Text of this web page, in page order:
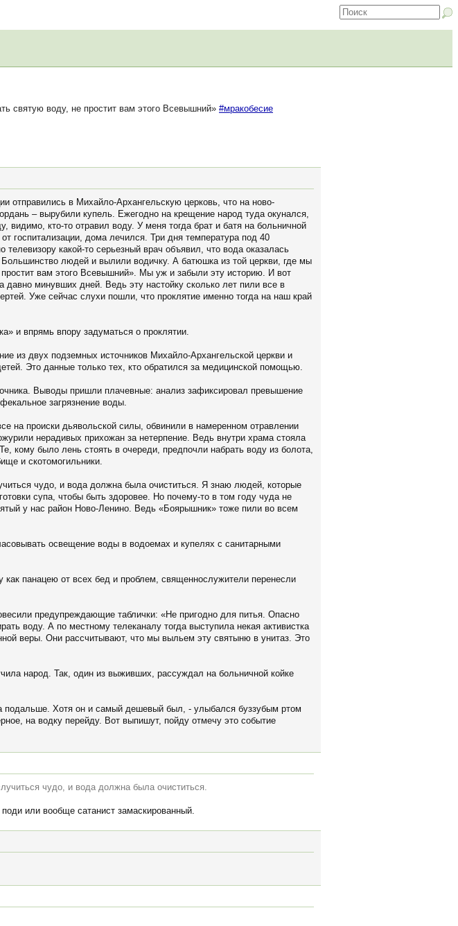
святую воду, не простит вам этого Всевышний» #мракобесие
отправились в Михайло-Архангельскую церковь, что на ново-
– вырубили купель. Ежегодно на крещение народ туда окунался,
видимо, кто-то отравил воду. У меня тогда брат и батя на больничной
госпитализации, дома лечился. Три дня температура под 40
какой-то серьезный врач объявил, что вода оказалась
людей и вылили водичку. А батюшка из той церкви, где мы
вам этого Всевышний». Мы уж и забыли эту историю. И вот
минувших дней. Ведь эту настойку сколько лет пили все в
Уже сейчас слухи пошли, что проклятие именно тогда на наш край
и впрямь впору задуматься о проклятии.
из двух подземных источников Михайло-Архангельской церкви и
Это данные только тех, кто обратился за медицинской помощью.
Выводы пришли плачевные: анализ зафиксировал превышение
загрязнение воды.
на происки дьявольской силы, обвинили в намеренном отравлении
нерадивых прихожан за нетерпение. Ведь внутри храма стояла
кому было лень стоять в очереди, предпочли набрать воду из болота,
и скотомогильники.
чудо, и вода должна была очиститься. Я знаю людей, которые
супа, чтобы быть здоровее. Но почему-то в том году чуда не
у нас район Ново-Ленино. Ведь «Боярышник» тоже пили во всем
освещение воды в водоемах и купелях с санитарными
панацею от всех бед и проблем, священнослужители перенесли
предупреждающие таблички: «Не пригодно для питья. Опасно
воду. А по местному телеканалу тогда выступила некая активистка
веры. Они рассчитывают, что мы выльем эту святыню в унитаз. Это
народ. Так, один из выживших, рассуждал на больничной койке
подальше. Хотя он и самый дешевый был, - улыбался буззубым ртом
на водку перейду. Вот выпишут, пойду отмечу это событие
чудо, и вода должна была очиститься.
или вообще сатанист замаскированный.